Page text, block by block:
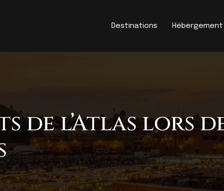
Destinations Hébergement
de l’Atlas lors